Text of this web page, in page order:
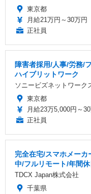
東京都
月給21万円～30万円
正社員
障害者採用/人事/労務/
ハイブリットワーク
ソニービズネットワーク
東京都
月給23万5,000円～
正社員
完全在宅/スマホメー
中/フルリモート/年間
TDCX Japan株式会社
千葉県